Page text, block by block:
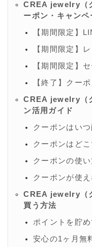
CREA jewelry（
ーポン・キャンペ
【期間限定】
【期間限定】
【期間限定】
【終了】クー
CREA jewelry（
ン活用ガイド
クーポンはい
クーポンはど
クーポンの使い
クーポンが使
CREA jewelry（
買う方法
ポイントを貯め
安心の1ヶ月無